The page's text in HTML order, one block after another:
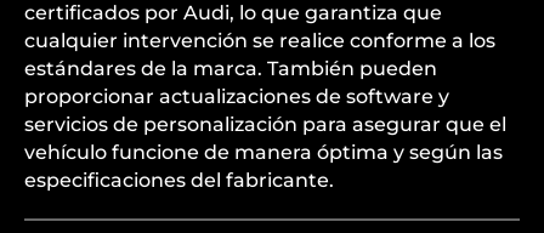
certificados por Audi, lo que garantiza que
cualquier intervención se realice conforme a los
estándares de la marca. También pueden
proporcionar actualizaciones de software y
servicios de personalización para asegurar que el
vehículo funcione de manera óptima y según las
especificaciones del fabricante.